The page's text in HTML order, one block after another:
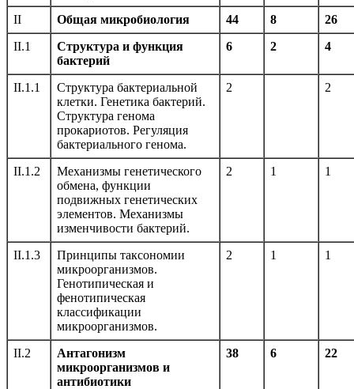
II Общая микробиология 44 8
26
II.1
Структура и функция
бактерий
6 2 4
II.1.1
Структура бактериальной
клетки. Генетика бактерий.
Структура генома
прокариотов. Регуляция
бактериального генома.
2 2
II.1.2
Механизмы генетического
обмена, функции
подвижных генетических
элементов. Механизмы
изменчивости бактерий.
2 1 1
II.1.3
Принципы таксономии
микроорганизмов.
Генотипическая и
фенотипическая
классификации
микроорганизмов.
2 1 1
II.2
Антагонизм
микроорганизмов и
антибиотики
38 6 22